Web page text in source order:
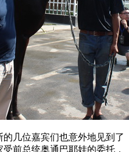
几位嘉宾们也意外地见到了
前总统奥通巴耶娃的委托，